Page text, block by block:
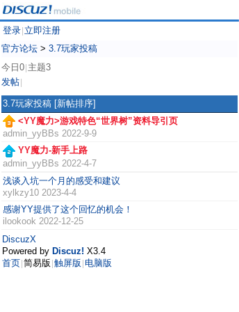
登录 立即注册
官方论坛 > 3.7玩家投稿
今日0 主题3
发帖
3.7玩家投稿 [新帖排序]
<YY魔力>游戏特色“世界树”资料导引页
admin_yyBBs 2022-9-9
YY魔力-新手上路
admin_yyBBs 2022-4-7
浅谈入坑一个月的感受和建议
xylkzy10 2023-4-4
感谢YY提供了这个回忆的机会！
ilookook 2022-12-25
DiscuzX
Powered by Discuz! X3.4
首页 简易版 触屏版 电脑版